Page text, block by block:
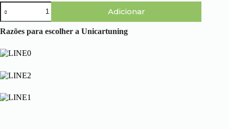
Quantidade
de
Shipping
Cost
Adicionar
Razões para escolher a Unicartuning